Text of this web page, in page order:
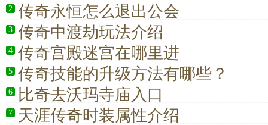
2 传奇永恒怎么退出公会
3 传奇中渡劫玩法介绍
4 传奇宫殿迷宫在哪里进
5 传奇技能的升级方法有哪些？
6 比奇去沃玛寺庙入口
7 天涯传奇时装属性介绍